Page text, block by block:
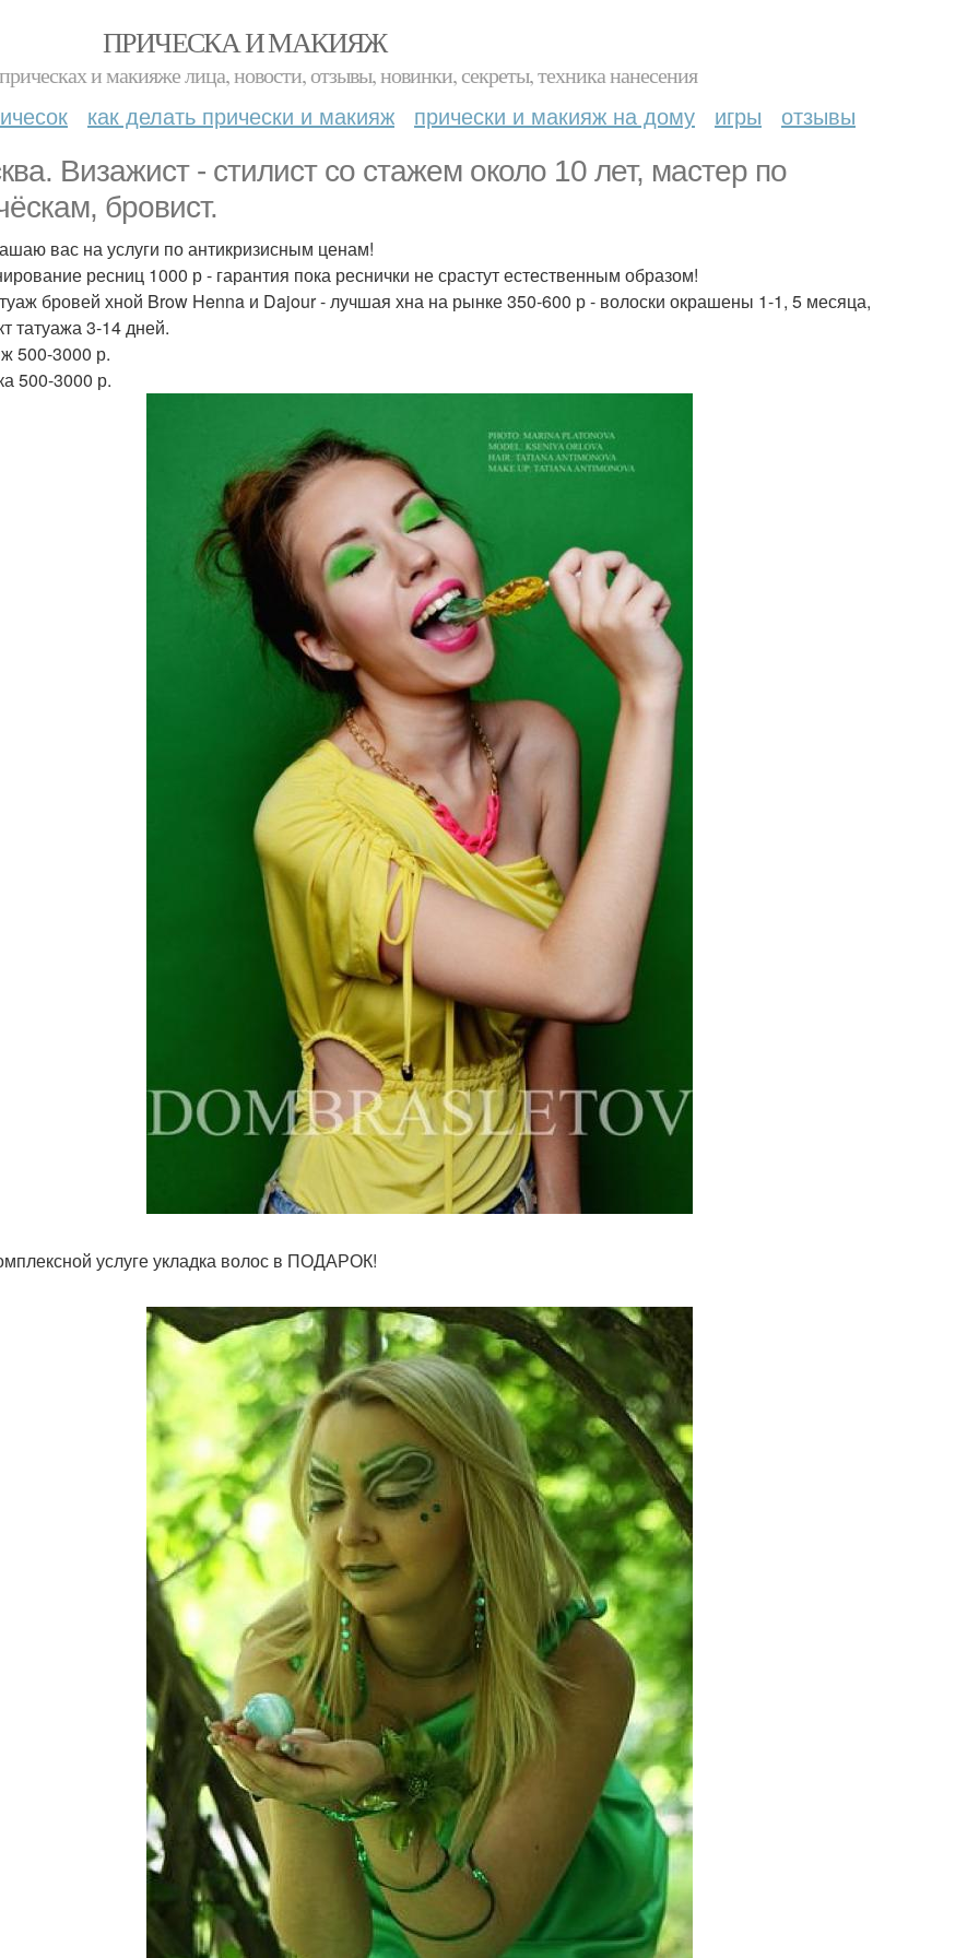
ПРИЧЕСКА И МАКИЯЖ
и макияже лица, новости, отзывы, новинки, секреты, техника нанесения
как делать прически и макияж прически и макияж на дому игры отзывы
Визажист - стилист со стажем около 10 лет, мастер по
бровист.
вас на услуги по антикризисным ценам!
ресниц 1000 р - гарантия пока реснички не срастут естественным образом!
бровей хной Brow Henna и Dajour - лучшая хна на рынке 350-600 р - волоски окрашены 1-1, 5 месяца,
татуажа 3-14 дней.
500-3000 р.
500-3000 р.
услуге укладка волос в ПОДАРОК!